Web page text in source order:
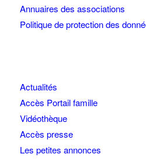
Annuaires des associations
Politique de protection des
Actualités
Accès Portail famille
Vidéothèque
Accès presse
Les petites annonces